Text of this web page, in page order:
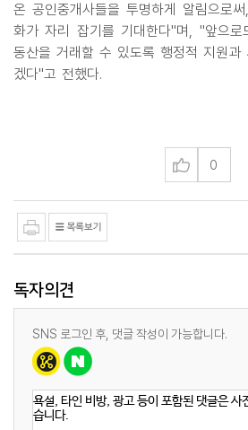
온 공인중개사들을 투명하게 알림으로
화가 자리 잡기를 기대한다"며, "앞으
동산을 거래할 수 있도록 행정적 지원과
겠다"고 전했다.
0
독자의견
SNS 로그인 후, 댓글 작성이 가능합니다.